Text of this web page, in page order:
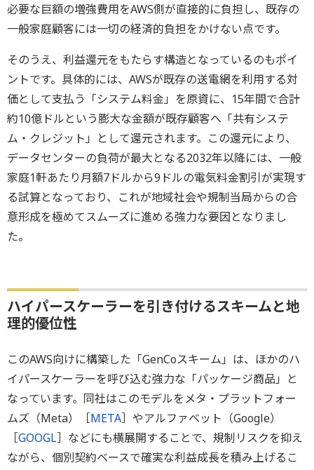
必要な巨額の増強費用をAWS側が直接的に負担し、既存の
一般家庭顧客には一切の経済的負担をかけない点です。
そのうえ、利益還元をもたらす構造となっているのもポイ
ントです。具体的には、AWSが既存の送電網を利用する対
価として支払う「システム料金」を原資に、15年間で合計
約10億ドルという膨大な金額が既存顧客へ「共有システ
ム・クレジット」として還元されます。この還元により、
データセンターの負荷が最大となる2032年以降には、一般
家庭1軒あたり月額7ドルから9ドルの電気料金割引が実現す
る試算となっており、これが地域社会や規制当局からの合
意形成を極めてスムーズに進める強力な要因となりまし
た。
ハイパースケーラーを引き付けるスキームと地
理的優位性
このAWS向けに構築した「GenCoスキーム」は、ほかのハ
イパースケーラーを呼び込む強力な「パッケージ商品」と
なっています。同社はこのモデルをメタ・プラットフォー
ムズ（Meta）［META］やアルファベット（Google）
［GOOGL］などにも横展開することで、規制リスクを抑え
ながら、個別契約ベースで確実な利益成長を積み上げるこ